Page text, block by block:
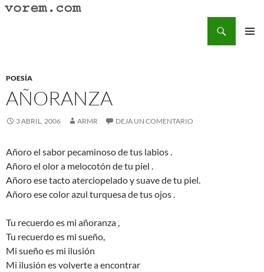
Saltar
POESÍA
AÑORANZA
3 ABRIL, 2006 ARMR DEJA UN COMENTARIO
Añoro el sabor pecaminoso de tus labios .
Añoro el olor a melocotón de tu piel .
Añoro ese tacto aterciopelado y suave de tu piel.
Añoro ese color azul turquesa de tus ojos .
Tu recuerdo es mi añoranza ,
Tu recuerdo es mi sueño,
Mi sueño es mi ilusión
Mi ilusión es volverte a encontrar